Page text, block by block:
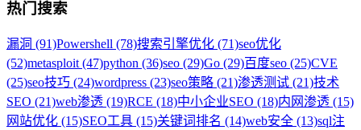
热门搜索
漏洞 (91)Powershell (78)搜索引擎优化 (71)seo优化
(52)metasploit (47)python (36)seo (29)Go (29)百度seo (25)CVE
(25)seo技巧 (24)wordpress (23)seo策略 (21)渗透测试 (21)技术
SEO (21)web渗透 (19)RCE (18)中小企业SEO (18)内网渗透 (15)
网站优化 (15)SEO工具 (15)关键词排名 (14)web安全 (13)sql注